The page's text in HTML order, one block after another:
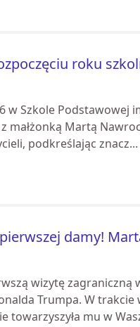
roku
Szkole Podstawowej
małżonką Martą
podkreślając znacz...
damy!
wizytę zagraniczną
Trumpa. W
towarzyszyła mu w